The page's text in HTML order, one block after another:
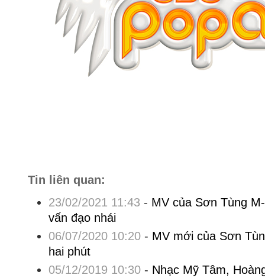
Tin liên quan:
23/02/2021 11:43 - MV của Sơn Tùng
vấn đạo nhái
06/07/2020 10:20- MV mới của Sơn
hai phút
05/12/2019 10:30- Nhạc Mỹ Tâm,